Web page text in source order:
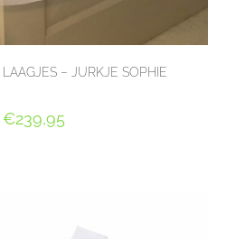
– JURKJE SOPHIE
€239,95